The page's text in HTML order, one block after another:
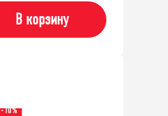
В корзину
-10%